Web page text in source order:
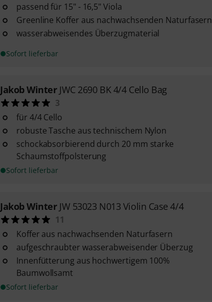
passend für 15" - 16,5" Viola
Greenline Koffer aus nachwachsenden Naturfasern
wasserabweisendes Überzugmaterial
Sofort lieferbar
Jakob Winter JWC 2690 BK 4/4 Cello Bag
3
für 4/4 Cello
robuste Tasche aus technischem Nylon
schockabsorbierend durch 20 mm starke
Schaumstoffpolsterung
Sofort lieferbar
Jakob Winter JW 53023 N013 Violin Case 4/4
11
Koffer aus nachwachsenden Naturfasern
aufgeschraubter wasserabweisender Überzug
Innenfütterung aus hochwertigem 100%
Baumwollsamt
Sofort lieferbar